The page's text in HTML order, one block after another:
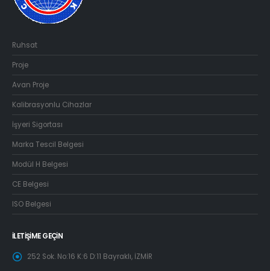
Ruhsat
Proje
Avan Proje
Kalibrasyonlu Cihazlar
İşyeri Sigortası
Marka Tescil Belgesi
Modül H Belgesi
CE Belgesi
ISO Belgesi
İLETIŞIME GEÇIN
252 Sok. No:16 K:6 D:11 Bayraklı, İZMİR